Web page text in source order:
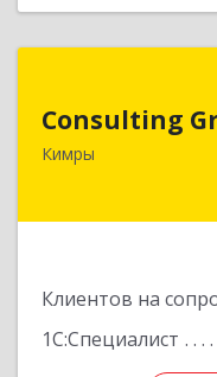
Consulting
Кимры
Клиентов на
1С:Специалист
171507,